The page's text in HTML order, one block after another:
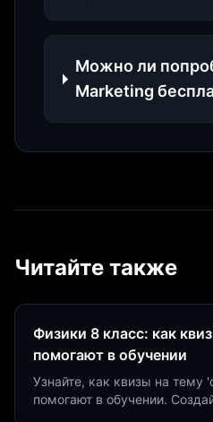
Можно ли
Marketing
Читайте также
Физики 8 класс: как
помогают в обучении
Узнайте, как квизы на тему
помогают в обучении.